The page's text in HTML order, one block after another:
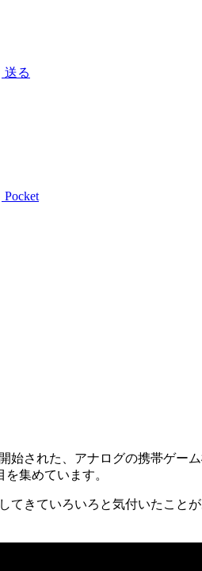
送る
Pocket
始された、アナログの携帯ゲ
集めています。
てきていろいろと気付いたこと